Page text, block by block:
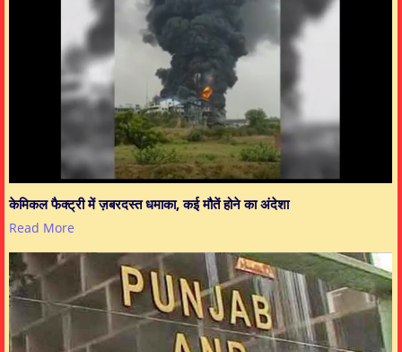
केमिकल फैक्ट्री में ज़बरदस्त धमाका, कई मौतें होने का अंदेशा
Read More